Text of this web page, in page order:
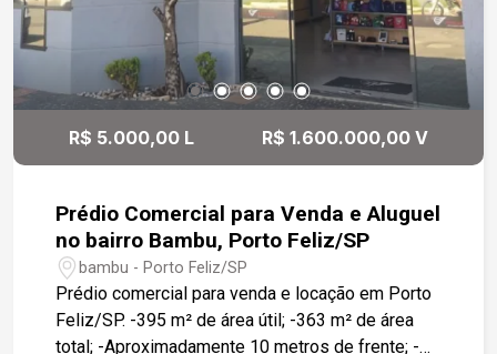
além de garagem para 4 carros. Valor: R$
R$ 5.000,00 L R$ 1.600.000,00 V
Prédio Comercial para Venda e Aluguel
no bairro Bambu, Porto Feliz/SP
bambu - Porto Feliz/SP
Prédio comercial para venda e locação em Porto
Feliz/SP. -395 m² de área útil; -363 m² de área
total; -Aproximadamente 10 metros de frente; -